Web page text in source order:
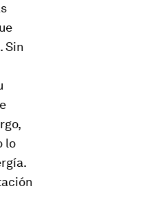
Sin
lo